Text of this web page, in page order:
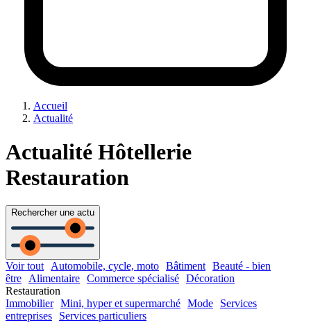
Accueil
Actualité
Actualité Hôtellerie
Restauration
Rechercher une actu
Voir tout Automobile, cycle, moto Bâtiment Beauté - bien
être Alimentaire Commerce spécialisé Décoration
Restauration
Immobilier Mini, hyper et supermarché Mode
Services
entreprises
Services particuliers